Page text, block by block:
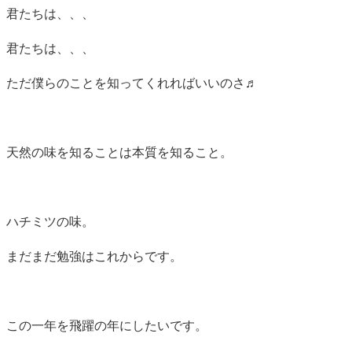
君たちは、、、
君たちは、、、
ただ僕らのことを知ってくれればいいのさ♬
天然の味を知ることは本質を知ること。
ハチミツの味。
まだまだ勉強はこれからです。
この一年を飛躍の年にしたいです。